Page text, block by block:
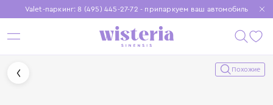
Valet-паркинг: 8 (495) 445-27-72 - припаркуем ваш автомобиль
Бесплатная доставка при заказе от 15 000 ₽
Установите приложение, чтобы покупки были еще удобнее
Похожие